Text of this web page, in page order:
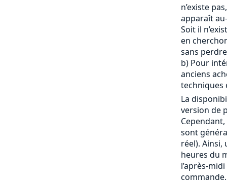
n’existe
apparaît
Soit il
en
sans
b) Pour
anciens
techniques
La
version de
sont
réel).
heures du
l’après-